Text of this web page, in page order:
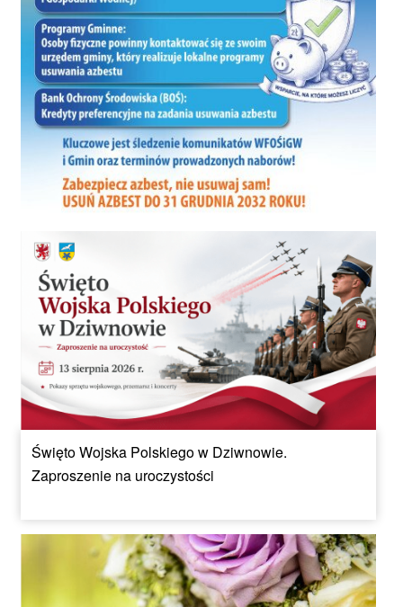
Święto Wojska Polskiego w Dziwnowie.
Zaproszenie na uroczystości